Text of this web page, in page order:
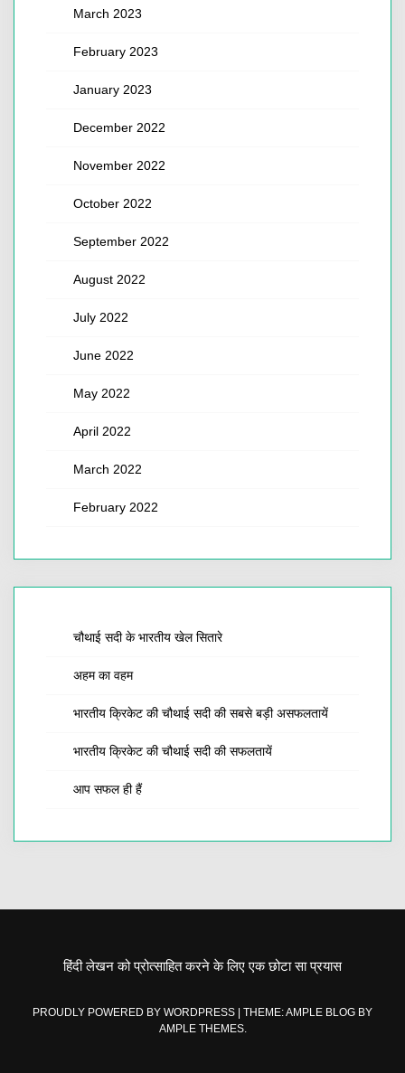
March 2023
February 2023
January 2023
December 2022
November 2022
October 2022
September 2022
August 2022
July 2022
June 2022
May 2022
April 2022
March 2022
February 2022
चौथाई सदी के भारतीय खेल सितारे
अहम का वहम
भारतीय क्रिकेट की चौथाई सदी की सबसे बड़ी असफलतायें
भारतीय क्रिकेट की चौथाई सदी की सफलतायें
आप सफल ही हैं
हिंदी लेखन को प्रोत्साहित करने के लिए एक छोटा सा प्रयास
PROUDLY POWERED BY WORDPRESS
THEME: AMPLE BLOG BY
AMPLE THEMES.